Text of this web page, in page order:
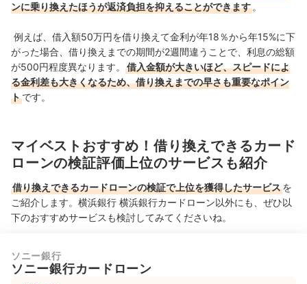
ンに乗り換えたほうが返済負担を抑えることができます 。
例えば、借入額50万円を借り換えて金利が年18％から年15%に下
がった場合、借り換えまでの期間が2週間違うことで、利息の総額
が500円程度異なります。
借入金額が大きいほど、スピードによ
る金利差も大きくなるため、借り換えまでの早さも重要なポイン
トです。
マイベストおすすめ！借り換えできるカード
ローンの検証評価上位のサービスも紹介
借り換えできるカードローンの検証で上位を獲得したサービスを
ご紹介します。横浜銀行 横浜銀行カードローン以外にも、ぜひ以
下のおすすめサービスも検討してみてくださいね。
ソニー銀行
ソニー銀行カードローン